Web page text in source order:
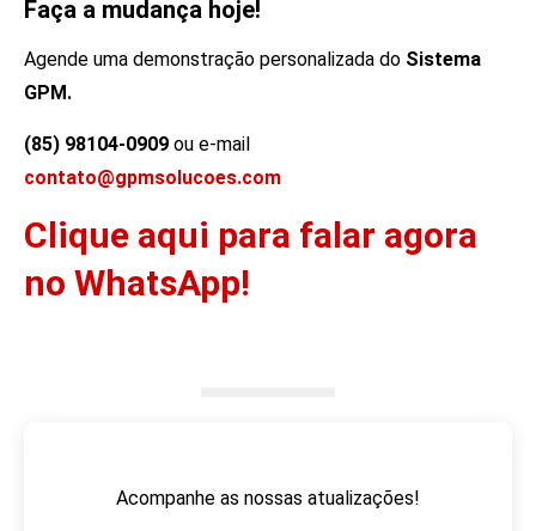
Faça a mudança hoje!
Agende uma demonstração personalizada do Sistema
GPM.
(85) 98104-0909 ou e-mail
contato@gpmsolucoes.com
Clique aqui para falar agora
no WhatsApp!
Acompanhe as nossas atualizações!